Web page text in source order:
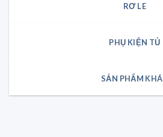
RƠ LE
PHỤ KIỆN TỦ
SẢN PHẨM